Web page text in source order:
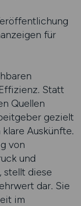
für
Statt
Quellen
gezielt
Auskünfte.
von
und
stellt diese
dar. Sie
im